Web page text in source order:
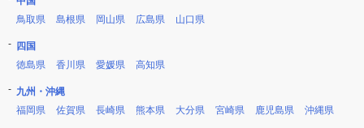
鳥取県
島根県 岡山県 広島県 山口県
四国
徳島県
香川県 愛媛県 高知県
九州・沖縄
福岡県
佐賀県 長崎県 熊本県 大分県 宮崎県 鹿児島県 沖縄県